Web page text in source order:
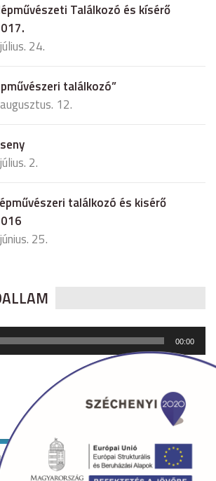
Találkozó és kísérő
24.
találkozó”
12.
2.
találkozó és kisérő
25.
00:00
uszod.hu Minden jog fenntartva. •